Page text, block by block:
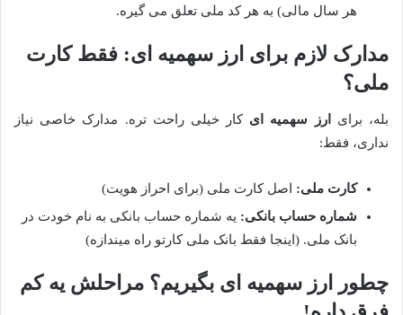
هر سال مالی) به هر کد ملی تعلق می گیره.
مدارک لازم برای ارز سهمیه ای: فقط کارت
ملی؟
بله، برای ارز سهمیه ای کار خیلی راحت تره. مدارک خاصی نیاز
نداری، فقط:
کارت ملی: اصل کارت ملی (برای احراز هویت)
شماره حساب بانکی: یه شماره حساب بانکی به نام خودت در
بانک ملی. (اینجا فقط بانک ملی کارتو راه میندازه)
چطور ارز سهمیه ای بگیریم؟ مراحلش یه کم